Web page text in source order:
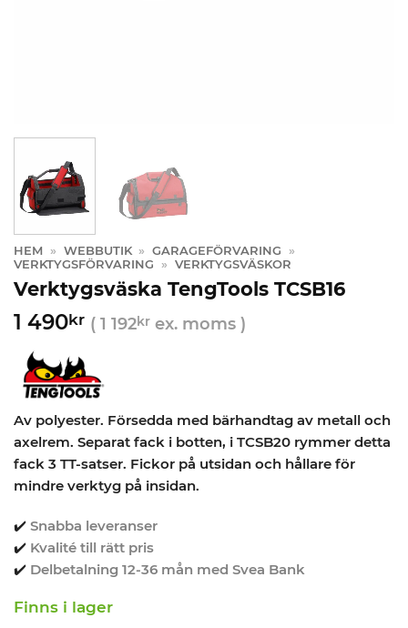
HEM » WEBBUTIK » GARAGEFÖRVARING
»
VERKTYGSFÖRVARING
» VERKTYGSVÄSKOR
Verktygsväska TengTools TCSB16
1 490kr ( 1 192kr ex. moms )
Av polyester. Försedda med bärhandtag av metall och
axelrem. Separat fack i botten, i TCSB20 rymmer detta
fack 3 TT-satser. Fickor på utsidan och hållare för
mindre verktyg på insidan.
✔️ Snabba leveranser
✔️ Kvalité till rätt pris
✔️ Delbetalning 12-36 mån med Svea Bank
Finns i lager